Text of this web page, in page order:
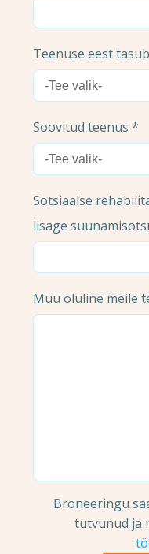
Teenuse eest
Soovitud teenus *
Sotsiaalse
lisage
Muu oluline meile
Broneeringu
tutvunud ja